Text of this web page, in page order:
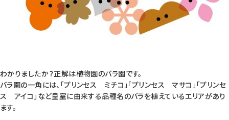
わかりましたか？正解は植物園のバラ園です。
バラ園の一角には、「プリンセス ミチコ」「プリンセス マサコ」「プリンセ
ス アイコ」など皇室に由来する品種名のバラを植えているエリアがあり
ます。